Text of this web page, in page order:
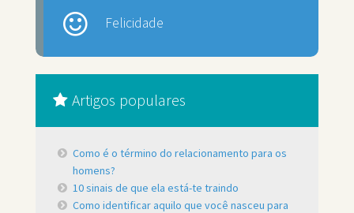
Felicidade
Artigos populares
Como é o término do relacionamento para os
homens?
10 sinais de que ela está-te traindo
Como identificar aquilo que você nasceu para